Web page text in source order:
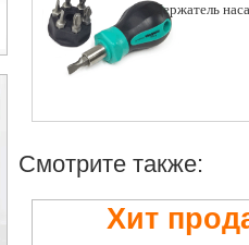
Держатель
Смотрите также:
Хит